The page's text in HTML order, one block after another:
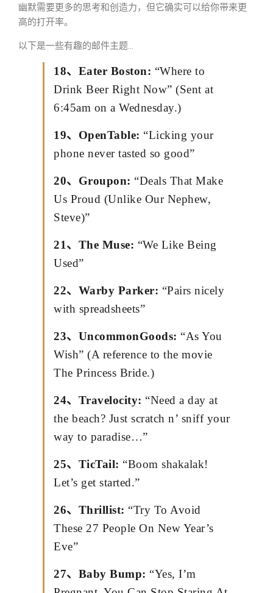
幽默需要更多的思考和创造力，但它确实可以给你带来更
高的打开率。
以下是一些有趣的邮件主题…
18、Eater Boston: “Where to
Drink Beer Right Now” (Sent at
6:45am on a Wednesday.)
19、OpenTable: “Licking your
phone never tasted so good”
20、Groupon: “Deals That Make
Us Proud (Unlike Our Nephew,
Steve)”
21、The Muse: “We Like Being
Used”
22、Warby Parker: “Pairs nicely
with spreadsheets”
23、UncommonGoods: “As You
Wish” (A reference to the movie
The Princess Bride.)
24、Travelocity: “Need a day at
the beach? Just scratch n’ sniff your
way to paradise…”
25、TicTail: “Boom shakalak!
Let’s get started.”
26、Thrillist: “Try To Avoid
These 27 People On New Year’s
Eve”
27、Baby Bump: “Yes, I’m